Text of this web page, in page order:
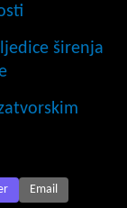
širenja
Email